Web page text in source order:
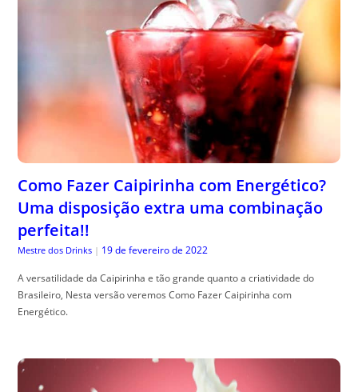
Como Fazer Caipirinha com Energético?
Uma disposição extra uma combinação
perfeita!!
Mestre dos Drinks | 19 de fevereiro de 2022
A versatilidade da Caipirinha e tão grande quanto a criatividade do
Brasileiro, Nesta versão veremos Como Fazer Caipirinha com
Energético.